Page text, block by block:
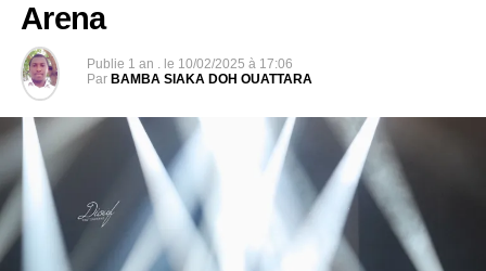
Arena
Publie 1 an . le 10/02/2025 à 17:06
Par BAMBA SIAKA DOH OUATTARA